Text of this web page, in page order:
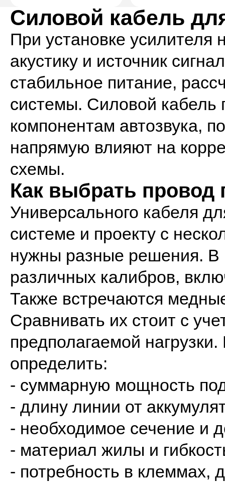
Силовой кабель
При установке усилителя
акустику и источник
стабильное питание,
системы. Силовой кабель
компонентам автозвука,
напрямую влияют на
схемы.
Как выбрать провод
Универсального кабеля
системе и проекту с
нужны разные решения. В
различных калибров,
Также встречаются
Сравнивать их стоит с
предполагаемой
определить:
- суммарную мощность
- длину линии от
- необходимое сечение и
- материал жилы и
- потребность в клеммах,